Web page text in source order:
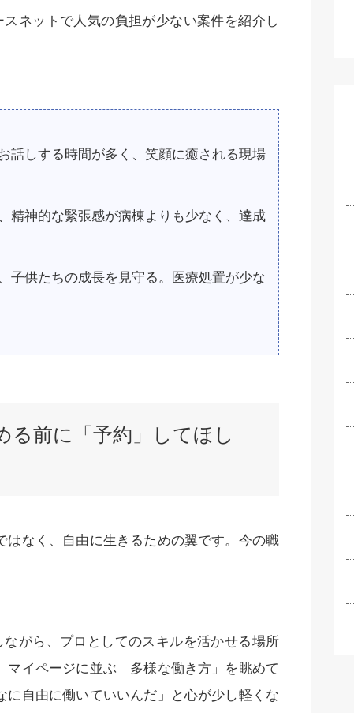
ネットで人気の負担が少ない案件を紹介し
話しする時間が多く、笑顔に癒される現場
精神的な緊張感が病棟よりも少なく、達成
子供たちの成長を見守る。医療処置が少な
る前に「予約」してほし
なく、自由に生きるための翼です。今の職
がら、プロとしてのスキルを活かせる場所
イページに並ぶ「多様な働き方」を眺めて
自由に働いていいんだ」と心が少し軽くな